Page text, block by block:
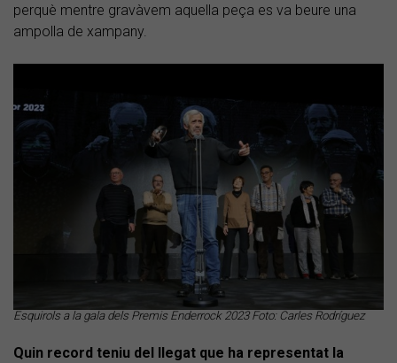
perquè mentre gravàvem aquella peça es va beure una
ampolla de xampany.
Esquirols a la gala dels Premis Enderrock 2023 Foto: Carles Rodríguez
Quin record teniu del llegat que ha representat la